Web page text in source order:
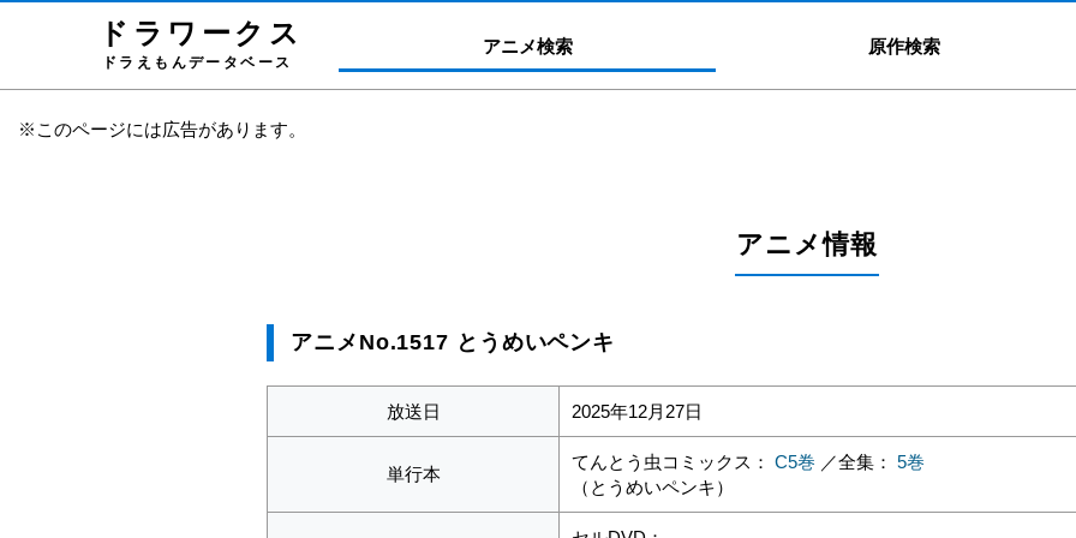
ドラワーク ス
ドラえもんデータベース
アニメ検索 原作検索
※このページには広告があります。
アニメ情報
アニメNo.1517 とうめいペンキ
放送日 2025年12月27日
単行本
てんとう虫コミックス： C5巻 ／全集： 5巻
（とうめいペンキ）